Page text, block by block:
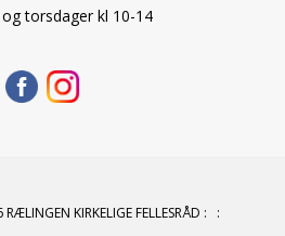
torsdager kl 10-14
KIRKELIGE FELLESRÅD : :